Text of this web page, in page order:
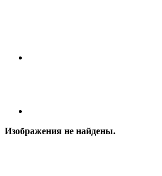
Изображения не найдены.